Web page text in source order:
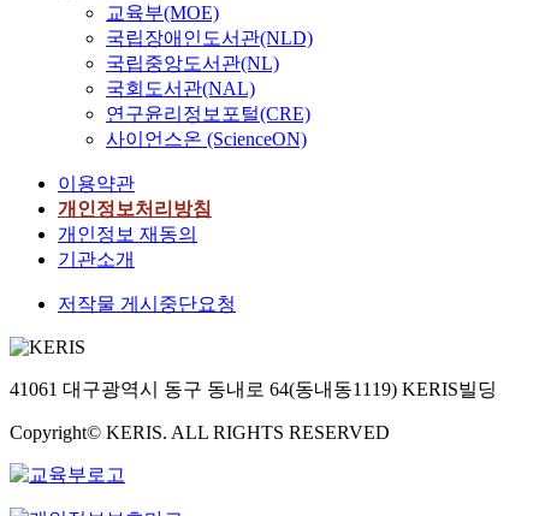
교육부(MOE)
국립장애인도서관(NLD)
국립중앙도서관(NL)
국회도서관(NAL)
연구윤리정보포털(CRE)
사이언스온 (ScienceON)
이용약관
개인정보처리방침
개인정보 재동의
기관소개
저작물 게시중단요청
41061 대구광역시 동구 동내로 64(동내동1119) KERIS빌딩
Copyright© KERIS. ALL RIGHTS RESERVED